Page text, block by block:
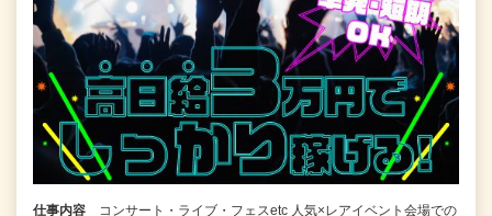
仕事内容
コンサート・ライブ・フェスetc 人気×レアイベント会場での